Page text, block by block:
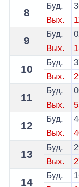
8
Буд.
Вых.
9
Буд.
Вых.
10
Буд.
Вых.
11
Буд.
Вых.
12
Буд.
Вых.
13
Буд.
Вых.
14
Буд.